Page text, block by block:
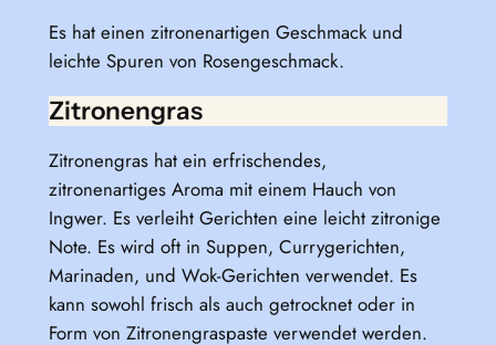
Es hat einen zitronenartigen Geschmack und
leichte Spuren von Rosengeschmack.
Zitronengras
Zitronengras hat ein erfrischendes,
zitronenartiges Aroma mit einem Hauch von
Ingwer. Es verleiht Gerichten eine leicht zitronige
Note. Es wird oft in Suppen, Currygerichten,
Marinaden, und Wok-Gerichten verwendet. Es
kann sowohl frisch als auch getrocknet oder in
Form von Zitronengraspaste verwendet werden.